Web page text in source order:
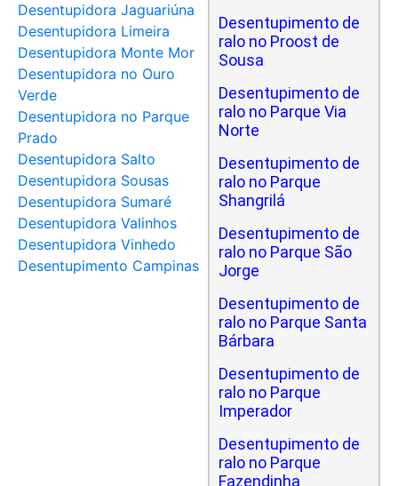
Desentupidora Jaguariúna
Desentupidora Limeira
Desentupidora Monte Mor
Desentupidora no Ouro
Verde
Desentupidora no Parque
Prado
Desentupidora Salto
Desentupidora Sousas
Desentupidora Sumaré
Desentupidora Valinhos
Desentupidora Vinhedo
Desentupimento Campinas
Desentupimento de
ralo no Proost de
Sousa
Desentupimento de
ralo no Parque Via
Norte
Desentupimento de
ralo no Parque
Shangrilá
Desentupimento de
ralo no Parque São
Jorge
Desentupimento de
ralo no Parque Santa
Bárbara
Desentupimento de
ralo no Parque
Imperador
Desentupimento de
ralo no Parque
Fazendinha